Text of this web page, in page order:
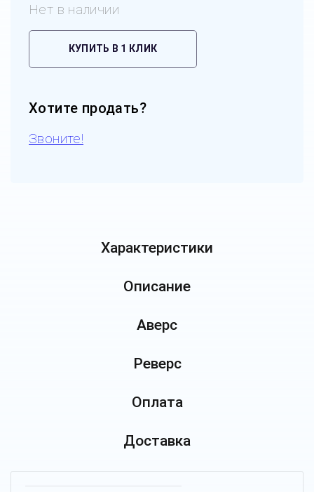
Нет в наличии
КУПИТЬ В 1 КЛИК
Хотите продать?
Звоните!
Характеристики
Описание
Аверс
Реверс
Оплата
Доставка